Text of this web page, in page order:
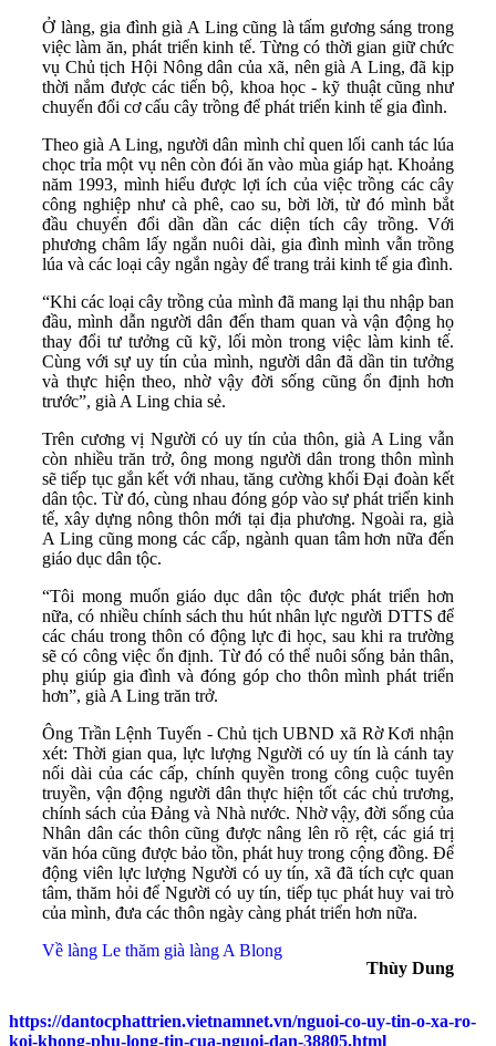
Ở làng, gia đình già A Ling cũng là tấm gương sáng trong
việc làm ăn, phát triển kinh tế. Từng có thời gian giữ chức
vụ Chủ tịch Hội Nông dân của xã, nên già A Ling, đã kịp
thời nắm được các tiến bộ, khoa học - kỹ thuật cũng như
chuyển đổi cơ cấu cây trồng để phát triển kinh tế gia đình.
Theo già A Ling, người dân mình chỉ quen lối canh tác lúa
chọc trỉa một vụ nên còn đói ăn vào mùa giáp hạt. Khoảng
năm 1993, mình hiểu được lợi ích của việc trồng các cây
công nghiệp như cà phê, cao su, bời lời, từ đó mình bắt
đầu chuyển đổi dần dần các diện tích cây trồng. Với
phương châm lấy ngắn nuôi dài, gia đình mình vẫn trồng
lúa và các loại cây ngắn ngày để trang trải kinh tế gia đình.
“Khi các loại cây trồng của mình đã mang lại thu nhập ban
đầu, mình dẫn người dân đến tham quan và vận động họ
thay đổi tư tưởng cũ kỹ, lối mòn trong việc làm kinh tế.
Cùng với sự uy tín của mình, người dân đã dần tin tưởng
và thực hiện theo, nhờ vậy đời sống cũng ổn định hơn
trước”, già A Ling chia sẻ.
Trên cương vị Người có uy tín của thôn, già A Ling vẫn
còn nhiều trăn trở, ông mong người dân trong thôn mình
sẽ tiếp tục gắn kết với nhau, tăng cường khối Đại đoàn kết
dân tộc. Từ đó, cùng nhau đóng góp vào sự phát triển kinh
tế, xây dựng nông thôn mới tại địa phương. Ngoài ra, già
A Ling cũng mong các cấp, ngành quan tâm hơn nữa đến
giáo dục dân tộc.
“Tôi mong muốn giáo dục dân tộc được phát triển hơn
nữa, có nhiều chính sách thu hút nhân lực người DTTS để
các cháu trong thôn có động lực đi học, sau khi ra trường
sẽ có công việc ổn định. Từ đó có thể nuôi sống bản thân,
phụ giúp gia đình và đóng góp cho thôn mình phát triển
hơn”, già A Ling trăn trở.
Ông Trần Lệnh Tuyến - Chủ tịch UBND xã Rờ Kơi nhận
xét: Thời gian qua, lực lượng Người có uy tín là cánh tay
nối dài của các cấp, chính quyền trong công cuộc tuyên
truyền, vận động người dân thực hiện tốt các chủ trương,
chính sách của Đảng và Nhà nước. Nhờ vậy, đời sống của
Nhân dân các thôn cũng được nâng lên rõ rệt, các giá trị
văn hóa cũng được bảo tồn, phát huy trong cộng đồng. Để
động viên lực lượng Người có uy tín, xã đã tích cực quan
tâm, thăm hỏi để Người có uy tín, tiếp tục phát huy vai trò
của mình, đưa các thôn ngày càng phát triển hơn nữa.
Về làng Le thăm già làng A Blong
Thùy Dung
https://dantocphattrien.vietnamnet.vn/nguoi-co-uy-tin-o-xa-ro-
koi-khong-phu-long-tin-cua-nguoi-dan-38805.html